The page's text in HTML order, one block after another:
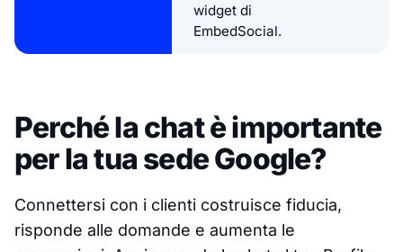
widget di
EmbedSocial.
Perché la chat è importante
per la tua sede Google?
Connettersi con i clienti costruisce fiducia,
risponde alle domande e aumenta le